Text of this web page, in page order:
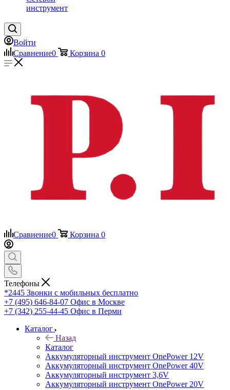
инструмент
Войти
Сравнение0 Корзина 0
Сравнение0 Корзина 0
Телефоны
*2445 Звонки с мобильных бесплатно
+7 (495) 646-84-07 Офис в Москве
+7 (342) 255-44-45 Офис в Перми
Каталог
Назад
Каталог
Аккумуляторный инструмент OnePower 12V
Аккумуляторный инструмент OnePower 40V
Аккумуляторный инструмент 3,6V
Аккумуляторный инструмент OnePower 20V